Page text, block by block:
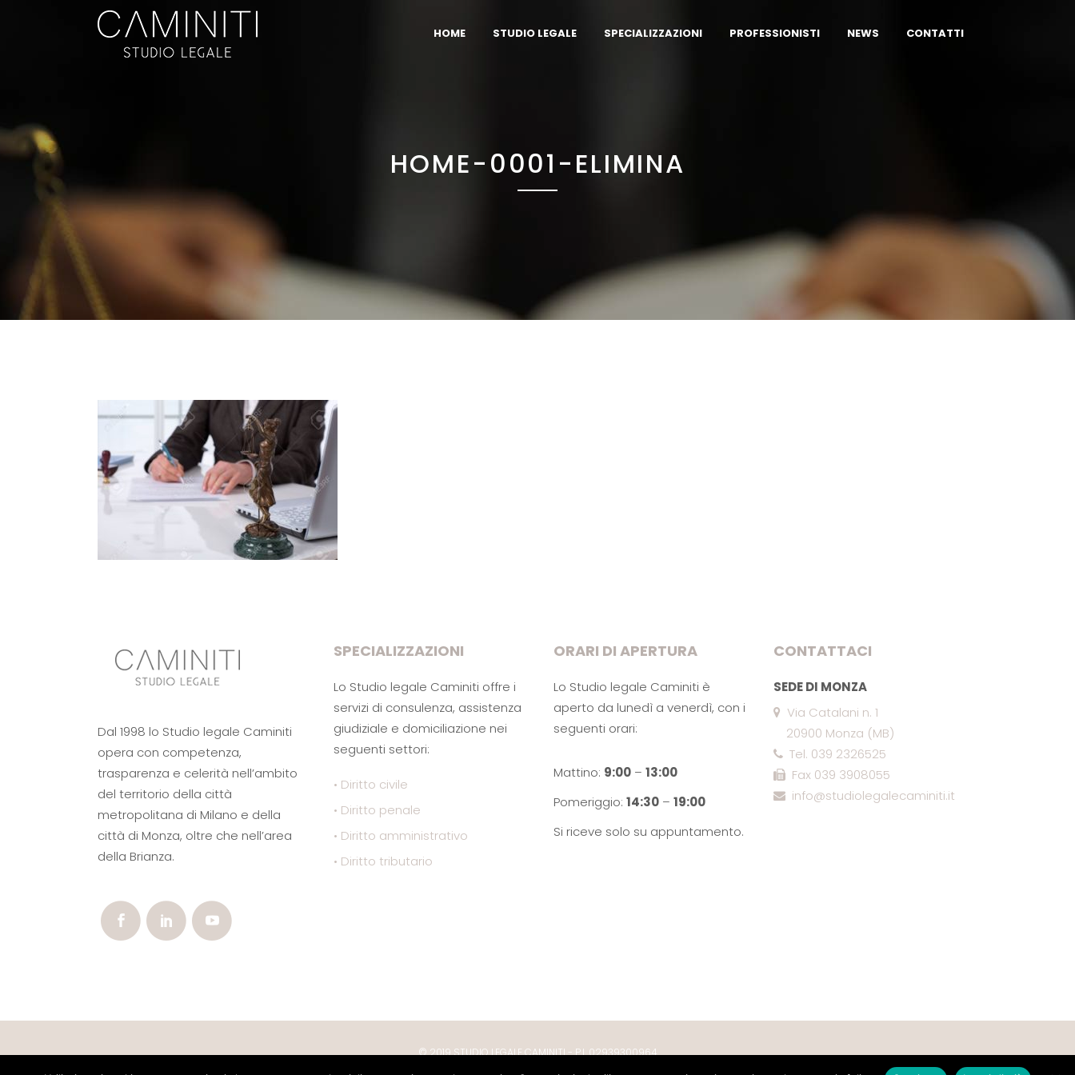
HOME STUDIO LEGALE SPECIALIZZAZIONI PROFESSIONISTI NEWS CONTATTI
HOME-0001-ELIMINA
Dal 1998 lo Studio legale Caminiti
opera con competenza,
trasparenza e celerità nell’ambito
del territorio della città
metropolitana di Milano e della
città di Monza, oltre che nell’area
della Brianza.
SPECIALIZZAZIONI
Lo Studio legale Caminiti offre i
servizi di consulenza, assistenza
giudiziale e domiciliazione nei
seguenti settori:
• Diritto civile
• Diritto penale
• Diritto amministrativo
• Diritto tributario
ORARI DI APERTURA
Lo Studio legale Caminiti è
aperto da lunedì a venerdì, con i
seguenti orari:
Mattino: 9:00 – 13:00
Pomeriggio: 14:30 – 19:00
Si riceve solo su appuntamento.
CONTATTACI
SEDE DI MONZA
Via Catalani n. 1
20900 Monza (MB)
Tel. 039 2326525
Fax 039 3908055
info@studiolegalecaminiti.it
© 2019 STUDIO LEGALE CAMINITI - P.I. 02939300964